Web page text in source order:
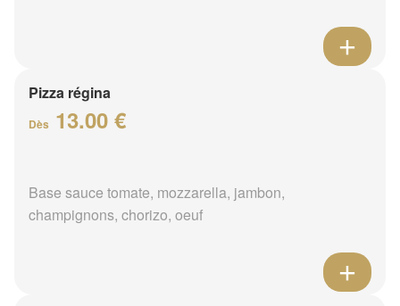
Pizza régina
Dès 13.00 €
Base sauce tomate, mozzarella, jambon,
champignons, chorizo, oeuf